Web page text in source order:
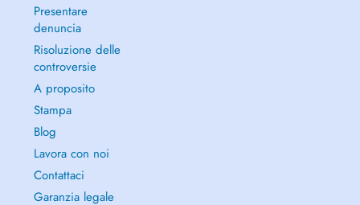
Presentare
denuncia
Risoluzione delle
controversie
A proposito
Stampa
Blog
Lavora con noi
Contattaci
Garanzia legale